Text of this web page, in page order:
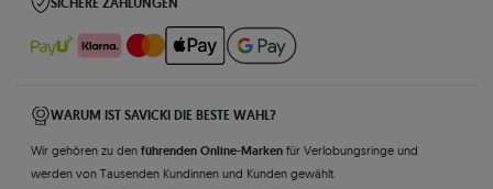
WARUM IST SAVICKI DIE BESTE WAHL?
Wir gehören zu den führenden Online-Marken für Verlobungsringe und
werden von Tausenden Kundinnen und Kunden gewählt.